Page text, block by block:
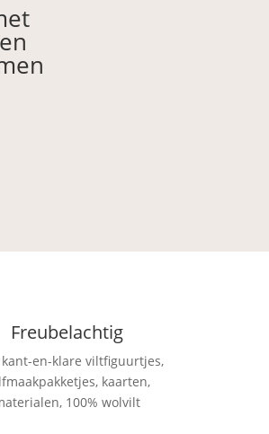
Freubelachtig
kant-en-klare viltfiguurtjes,
kaarten,
100% wolvilt